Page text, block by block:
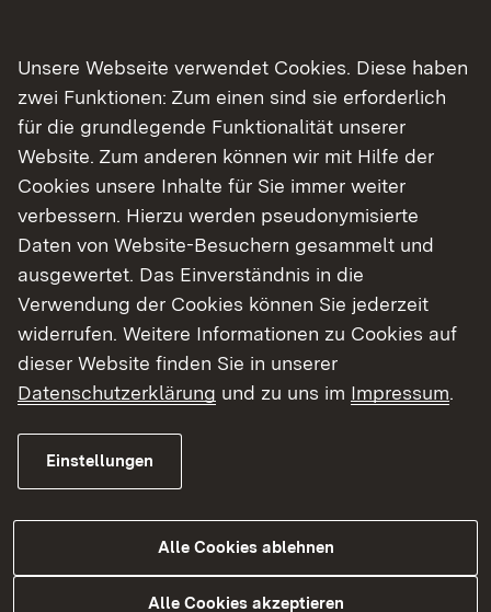
Externer Link:
Unterlagen zum fertig gestellten
Managementplan
Managementpläne im Regierungsbezirk
Karlsruhe und Natura 2000
Laufende Natura 2000 Managementpläne (MaP) im Regierungsbezirk Karlsruhe
Unsere Webseite verwendet Cookies. Diese haben
zwei Funktionen: Zum einen sind sie erforderlich
für die grundlegende Funktionalität unserer
Website. Zum anderen können wir mit Hilfe der
Cookies unsere Inhalte für Sie immer weiter
verbessern. Hierzu werden pseudonymisierte
Daten von Website-Besuchern gesammelt und
ausgewertet. Das Einverständnis in die
Verwendung der Cookies können Sie jederzeit
widerrufen. Weitere Informationen zu Cookies auf
dieser Website finden Sie in unserer
Datenschutzerklärung und zu uns im Impressum.
Einstellungen
Alle Cookies ablehnen
Alle Cookies akzeptieren